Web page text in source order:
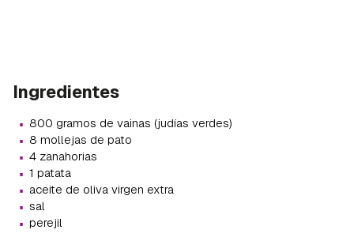
Ingredientes
· 800 gramos de vainas (judías verdes)
· 8 mollejas de pato
· 4 zanahorias
· 1 patata
· aceite de oliva virgen extra
· sal
· perejil